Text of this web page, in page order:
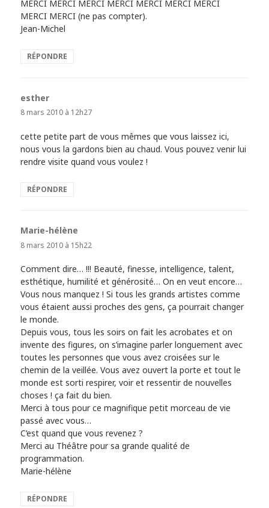
MERCI MERCI MERCI MERCI MERCI MERCI MERCI
MERCI MERCI (ne pas compter).
Jean-Michel
RÉPONDRE
esther
8 mars 2010 à 12h27
cette petite part de vous mêmes que vous laissez ici,
nous vous la gardons bien au chaud. Vous pouvez venir lui
rendre visite quand vous voulez !
RÉPONDRE
Marie-hélène
8 mars 2010 à 15h22
Comment dire… !!! Beauté, finesse, intelligence, talent,
esthétique, humilité et générosité… On en veut encore…
Vous nous manquez ! Si tous les grands artistes comme
vous étaient aussi proches des gens, ça pourrait changer
le monde.
Depuis vous, tous les soirs on fait les acrobates et on
invente des figures, on s’imagine parler longuement avec
toutes les personnes que vous avez croisées sur le
chemin de la veillée. Vous avez ouvert la porte et tout le
monde est sorti respirer, voir et ressentir de nouvelles
choses ! ça fait du bien.
Merci à tous pour ce magnifique petit morceau de vie
passé avec vous…
C’est quand que vous revenez ?
Merci au Théâtre pour sa grande qualité de
programmation.
Marie-hélène
RÉPONDRE